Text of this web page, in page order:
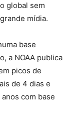
global sem
mídia.
base
a NOAA publica
picos de
de 4 dias e
com base